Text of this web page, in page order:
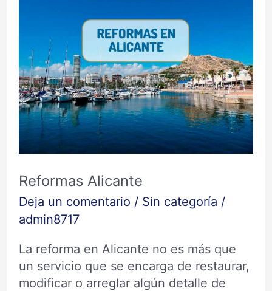
Reformas Alicante
Deja un comentario / Sin categoría /
admin8717
La reforma en Alicante no es más que
un servicio que se encarga de restaurar,
modificar o arreglar algún detalle de